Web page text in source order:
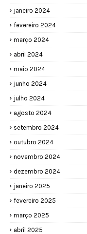
janeiro 2024
fevereiro 2024
março 2024
abril 2024
maio 2024
junho 2024
julho 2024
agosto 2024
setembro 2024
outubro 2024
novembro 2024
dezembro 2024
janeiro 2025
fevereiro 2025
março 2025
abril 2025